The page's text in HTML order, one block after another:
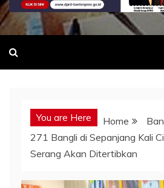
You are Here Home
271 Bangli di Sepanjang Kali
Serang Akan Ditertibkan